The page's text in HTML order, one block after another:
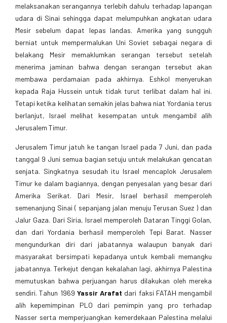
melaksanakan serangannya terlebih dahulu terhadap lapangan
udara di Sinai sehingga dapat melumpuhkan angkatan udara
Mesir sebelum dapat lepas landas. Amerika yang sungguh
berniat untuk mempermalukan Uni Soviet sebagai negara di
belakang Mesir memaklumkan serangan tersebut setelah
menerima jaminan bahwa dengan serangan tersebut akan
membawa perdamaian pada akhirnya. Eshkol menyerukan
kepada Raja Hussein untuk tidak turut terlibat dalam hal ini.
Tetapi ketika kelihatan semakin jelas bahwa niat Yordania terus
berlanjut, Israel melihat kesempatan untuk mengambil alih
Jerusalem Timur.
Jerusalem Timur jatuh ke tangan Israel pada 7 Juni, dan pada
tanggal 9 Juni semua bagian setuju untuk melakukan gencatan
senjata. Singkatnya sesudah itu Israel mencaplok Jerusalem
Timur ke dalam bagiannya, dengan penyesalan yang besar dari
Amerika Serikat. Dari Mesir, Israel berhasil memperoleh
semenanjung Sinai ( sepanjang jalan menuju Terusan Suez ) dan
Jalur Gaza. Dari Siria, Israel memperoleh Dataran Tinggi Golan,
dan dari Yordania berhasil memperoleh Tepi Barat. Nasser
mengundurkan diri dari jabatannya walaupun banyak dari
masyarakat bersimpati kepadanya untuk kembali memangku
jabatannya. Terkejut dengan kekalahan lagi, akhirnya Palestina
memutuskan bahwa perjuangan harus dilakukan oleh mereka
sendiri. Tahun 1969 Yassir Arafat dari faksi FATAH mengambil
alih kepemimpinan PLO dari pemimpin yang pro terhadap
Nasser serta memperjuangkan kemerdekaan Palestina melalui